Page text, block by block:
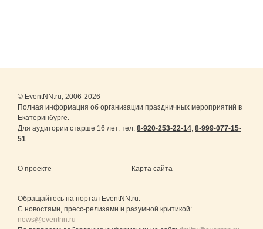
© EventNN.ru, 2006-2026
Полная информация об организации праздничных мероприятий в
Екатеринбурге.
Для аудитории старше 16 лет. тел. 8-920-253-22-14, 8-999-077-15-
51
О проекте Карта сайта
Обращайтесь на портал EventNN.ru:
С новостями, пресс-релизами и разумной критикой:
news@eventnn.ru